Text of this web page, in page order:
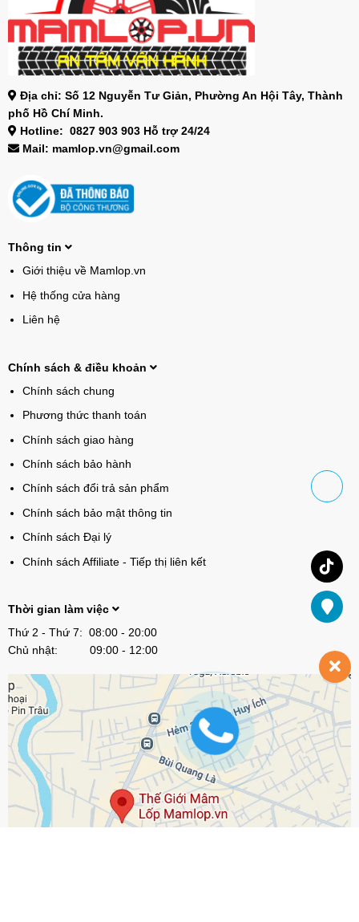
Địa chỉ: Số 12 Nguyễn Tư Giản, Phường An Hội Tây, Thành
phố Hồ Chí Minh.
Hotline: 0827 903 903 Hỗ trợ 24/24
Mail: mamlop.vn@gmail.com
Thông tin
Giới thiệu về Mamlop.vn
Hệ thống cửa hàng
Liên hệ
Chính sách & điều khoản
Chính sách chung
Phương thức thanh toán
Chính sách giao hàng
Chính sách bảo hành
Chính sách đổi trả sản phẩm
Chính sách bảo mật thông tin
Chính sách Đại lý
Chính sách Affiliate - Tiếp thị liên kết
Thời gian làm việc
Thứ 2 - Thứ 7: 08:00 - 20:00
Chủ nhật: 09:00 - 12:00